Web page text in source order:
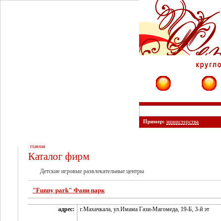
Пример: министерства
главная
Каталог фирм
Детские игровые развлекательные центры
"Funny park" Фани парк
адрес: г.Махачкала, ул.Имама Гази-Магомеда, 19-Б, 3-й эт